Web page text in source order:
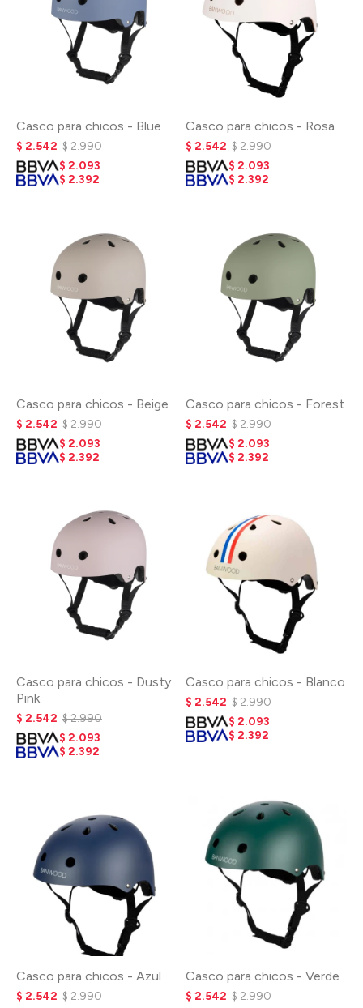
Casco para chicos - Blue
$ 2.542 $2.990
$ 2.093
$ 2.392
Casco para chicos - Rosa
$ 2.542 $2.990
$ 2.093
$ 2.392
Casco para chicos - Beige
$ 2.542 $2.990
$ 2.093
$ 2.392
Casco para chicos - Forest
$ 2.542 $2.990
$ 2.093
$ 2.392
Casco para chicos - Dusty
Pink
$ 2.542 $2.990
$ 2.093
$ 2.392
Casco para chicos - Blanco
$ 2.542 $2.990
$ 2.093
$ 2.392
Casco para chicos - Azul
$ 2.542 $2.990
Casco para chicos - Verde
$ 2.542 $2.990